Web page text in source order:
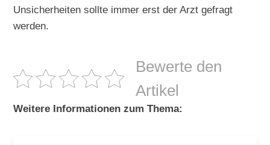
Unsicherheiten sollte immer erst der Arzt gefragt
werden.
Bewerte den
Artikel
Weitere Informationen zum Thema: